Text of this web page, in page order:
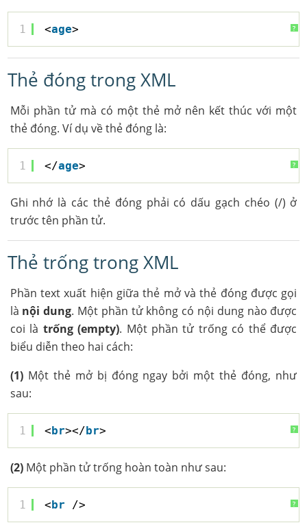
?
1 <age>
Thẻ đóng trong XML
Mỗi phần tử mà có một thẻ mở nên kết thúc với một
thẻ đóng. Ví dụ về thẻ đóng là:
?
1 </age>
Ghi nhớ là các thẻ đóng phải có dấu gạch chéo (/) ở
trước tên phần tử.
Thẻ trống trong XML
Phần text xuất hiện giữa thẻ mở và thẻ đóng được gọi
là nội dung. Một phần tử không có nội dung nào được
coi là trống (empty). Một phần tử trống có thể được
biểu diễn theo hai cách:
(1)Một thẻ mở bị đóng ngay bởi một thẻ đóng, như
sau:
?
1 <br></br>
(2)Một phần tử trống hoàn toàn như sau:
?
1 <br />